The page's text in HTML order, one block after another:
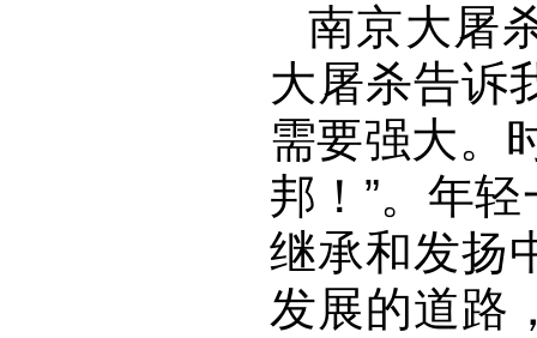
南京大屠
大屠杀告诉
需要强大。
邦！”。年
继承和发扬
发展的道路